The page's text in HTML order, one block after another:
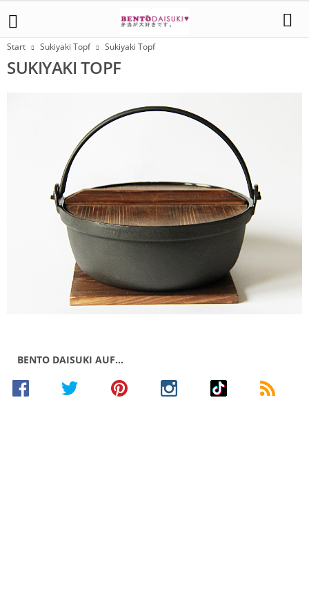
Start Sukiyaki Topf Sukiyaki Topf
SUKIYAKI TOPF
BENTO DAISUKI AUF…